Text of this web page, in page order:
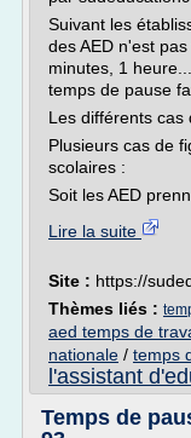
Suivant les
des AED n'est
minutes, 1
temps de pause
Les différents cas
Plusieurs cas de
scolaires :
Soit les AED
Lire la suite
Site : https://
Thèmes liés :
aed temps de
nationale / temps
l'assistant
Temps de